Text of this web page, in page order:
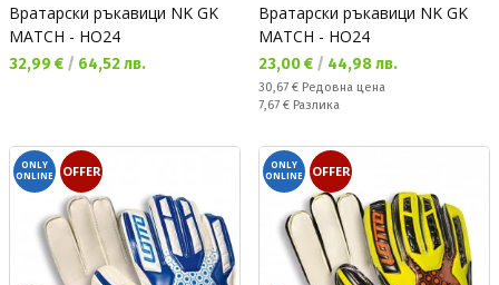
Вратарски ръкавици NK GK
MATCH - HO24
Текуща цена:
32,99 € / 64,52 лв.
Вратарски ръкавици NK GK
MATCH - HO24
Текуща цена:
23,00 € / 44,98 лв.
Редовна цена:
30,67 € Редовна цена
Спестявате:
7,67 € Разлика
ONLY
ONLINE
OFFER
ONLY
ONLINE
OFFER